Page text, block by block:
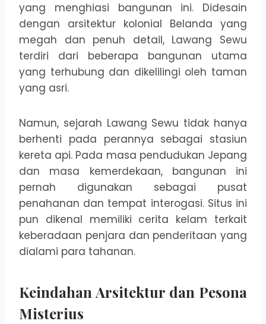
yang menghiasi bangunan ini. Didesain
dengan arsitektur kolonial Belanda yang
megah dan penuh detail, Lawang Sewu
terdiri dari beberapa bangunan utama
yang terhubung dan dikelilingi oleh taman
yang asri.
Namun, sejarah Lawang Sewu tidak hanya
berhenti pada perannya sebagai stasiun
kereta api. Pada masa pendudukan Jepang
dan masa kemerdekaan, bangunan ini
pernah digunakan sebagai pusat
penahanan dan tempat interogasi. Situs ini
pun dikenal memiliki cerita kelam terkait
keberadaan penjara dan penderitaan yang
dialami para tahanan.
Keindahan Arsitektur dan Pesona
Misterius